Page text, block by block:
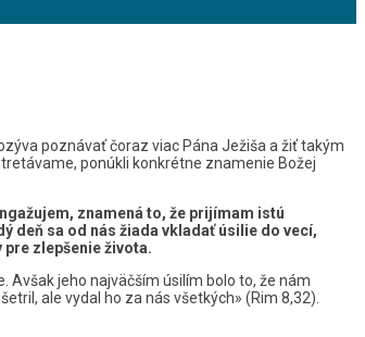
poznávať čoraz viac Pána Ježiša a žiť takým
ponúkli konkrétne znamenie Božej
znamená to, že prijímam istú
deň sa od nás žiada vkladať úsilie do vecí,
zlepšenie života.
Avšak jeho najväčším úsilím bolo to, že nám
ale vydal ho za nás všetkých» (Rim 8,32).